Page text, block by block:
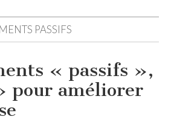
PASSIFS
« passifs »,
pour améliorer